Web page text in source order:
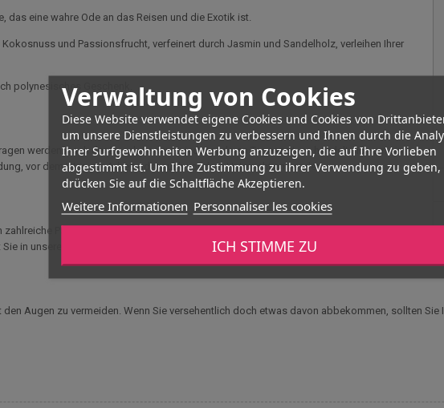
Verwaltung von Cookies
Diese Website verwendet eigene Cookies und Cookies von
um unsere Dienstleistungen zu verbessern und Ihnen durch die
Ihrer Surfgewohnheiten Werbung anzuzeigen, die auf Ihre Vorlieben
abgestimmt ist. Um Ihre Zustimmung zu ihrer Verwendung zu geben,
drücken Sie auf die Schaltfläche Akzeptieren.
Weitere Informationen Personnaliser les cookies
ICH STIMME ZU
das eine wahre Ode an das Reisen und die Exotik ist.
und Passionsfrucht, verfeinert durch Jasmin und Sandelholz, verleihen Ihrer
polynesisches Geschenk.
werden, nach der Dusche oder zu jeder anderen Tageszeit, es handelt sich um ein
vor dem Weg zur Arbeit oder auch vor dem Unterricht anwenden.
zahlreiche Parfums mit fesselnden und originellen Düften. Da sie auch Produkte für das
in unserem Online-Shop eine ganze Reihe von Produkten dieser Marke!
Augen zu vermeiden. Wenn Sie versehentlich doch etwas davon abbekommen, sollten Sie